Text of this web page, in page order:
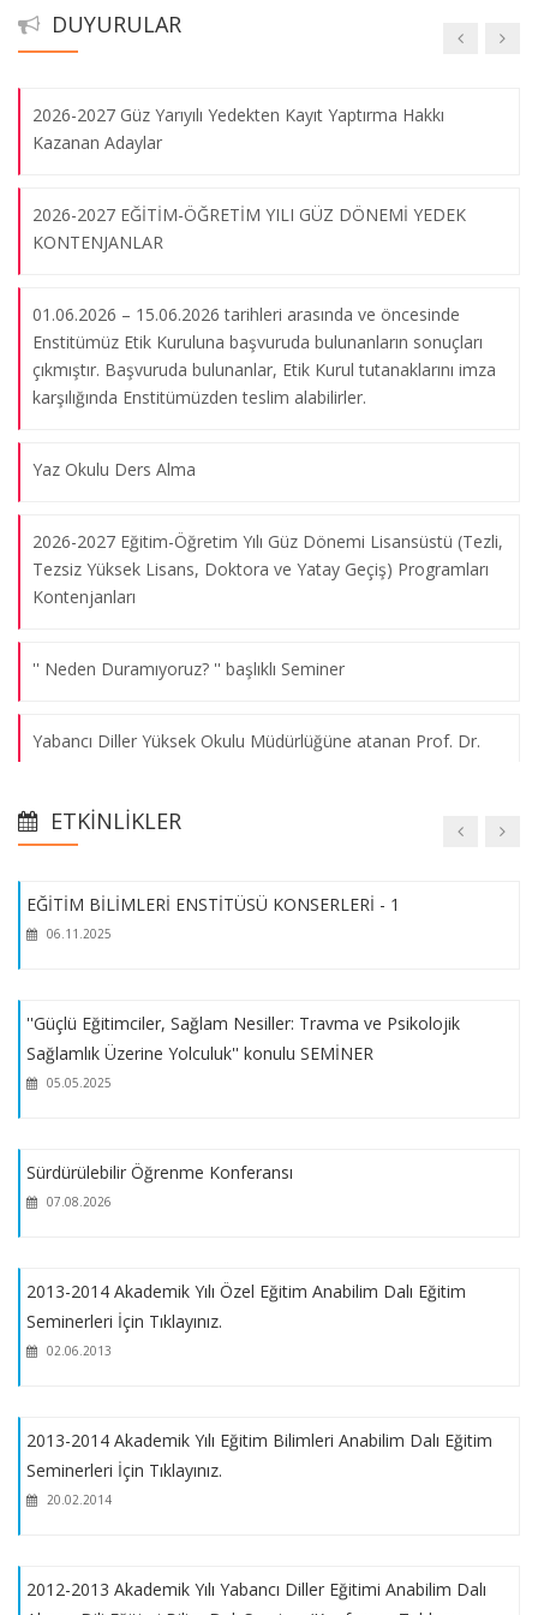
DUYURULAR
2024-2025 Güz Yarıyılı Yedekten Kayıt Yaptırma Hakkı
2026-2027 Güz Yarıyılı Yedekten Kayıt Yaptırma Hakkı
Kazanan Adaylar
2026-2027 EĞİTİM-ÖĞRETİM YILI GÜZ DÖNEMİ YEDEK
KONTENJANLAR
01.06.2026 – 15.06.2026 tarihleri arasında ve öncesinde
Enstitümüz Etik Kuruluna başvuruda bulunanların sonuçları
çıkmıştır. Başvuruda bulunanlar, Etik Kurul tutanaklarını imza
karşılığında Enstitümüzden teslim alabilirler.
Yaz Okulu Ders Alma
2026-2027 Eğitim-Öğretim Yılı Güz Dönemi Lisansüstü (Tezli,
Tezsiz Yüksek Lisans, Doktora ve Yatay Geçiş) Programları
Kontenjanları
'' Neden Duramıyoruz? '' başlıklı Seminer
Yabancı Diller Yüksek Okulu Müdürlüğüne atanan Prof. Dr.
Şehit/Gazi Eş ve Çocukları için Lisansüstü Ek Kontenjan
2025-2026 Güz Yarıyılı Yedekten Kayıt Yaptırma Hakkı
2025-2026 GÜZ EĞİTİM-ÖĞRETİM YILI GÜZ DÖNEMİ YEDEK
KONTENJANLAR
2024-2025 Eğitim-Öğretim Yılı Bahar Döneminde Savunma
2024-2025 Eğitim-Öğretim Yılı Bahar Dönemi Lisansüstü
(Tezli, Tezsiz Yüksek Lisans, Doktora ve Yatay Geçiş)
2024 YILI BAŞARI BURS PROGRAMI DUYURU METNİ
MAZERETLİ DERS KAYIT TARİHLERİ
MARMARA ÜNİVERSİTESİ LİSANSÜSTÜ EĞİTİM VE ÖĞRETİM
ETKINLIKLER
Seminerleri İçin Tıklayınız.
2012-2013 Akademik Yılı Yabancı Diller Eğitimi Anabilim Dalı
Alman Dili Eğitimi Bilim Dalı Seminer/Konferans Tablosu
Seminer/Konferans Tablosu
07.03.2013
Seminerleri
Tez Önerisi Yazım Semineri (11 Ocak 2012) (Yar. Doç. Dr.
Mustafa ÇAKIR)
Yorumlanması Konulu Seminer (23 Şubat 2012) (Öğr. Gör. Dr.
07.03.2013
EĞİTİM BİLİMLERİ ENSTİTÜSÜ KONSERLERİ - 1
06.11.2025
''Güçlü Eğitimciler, Sağlam Nesiller: Travma ve Psikolojik
Sağlamlık Üzerine Yolculuk'' konulu SEMİNER
05.05.2025
Sürdürülebilir Öğrenme Konferansı
07.08.2026
2013-2014 Akademik Yılı Özel Eğitim Anabilim Dalı Eğitim
Seminerleri İçin Tıklayınız.
02.06.2013
2013-2014 Akademik Yılı Eğitim Bilimleri Anabilim Dalı Eğitim
Seminerleri İçin Tıklayınız.
20.02.2014
2012-2013 Akademik Yılı Yabancı Diller Eğitimi Anabilim Dalı